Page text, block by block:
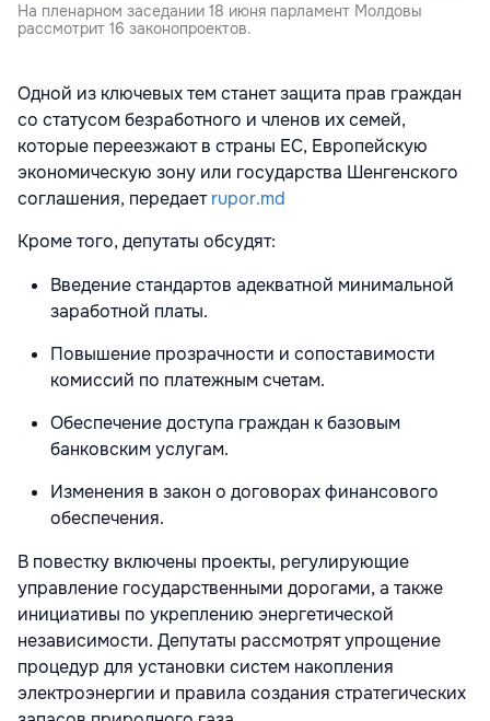
На пленарном заседании 18 июня парламент Молдовы
рассмотрит 16 законопроектов.
Одной из ключевых тем станет защита прав граждан
со статусом безработного и членов их семей,
которые переезжают в страны ЕС, Европейскую
экономическую зону или государства Шенгенского
соглашения, передаетrupor.md
Кроме того, депутаты обсудят:
Введение стандартов адекватной минимальной
заработной платы.
Повышение прозрачности и сопоставимости
комиссий по платежным счетам.
Обеспечение доступа граждан к базовым
банковским услугам.
Изменения в закон о договорах финансового
обеспечения.
В повестку включены проекты, регулирующие
управление государственными дорогами, а также
инициативы по укреплению энергетической
независимости. Депутаты рассмотрят упрощение
процедур для установки систем накопления
электроэнергии и правила создания стратегических